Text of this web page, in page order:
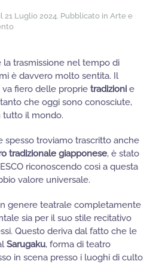
il 21 Luglio 2024. Pubblicato in Arte e
trasmissione nel tempo di
è davvero molto sentita. Il
va fiero delle proprie tradizioni e
che oggi sono conosciute,
tutto il mondo.
spesso troviamo trascritto anche
tradizionale giapponese, è stato
riconoscendo così a questa
valore universale.
genere teatrale completamente
sia per il suo stile recitativo
Questo deriva dal fatto che le
Sarugaku, forma di teatro
in scena presso i luoghi di culto